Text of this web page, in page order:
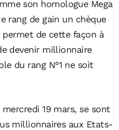
son homologue Mega
rang de gain un chèque
de cette façon à
devenir millionnaire
du rang N°1 ne soit
19 mars, se sont
millionnaires aux Etats-